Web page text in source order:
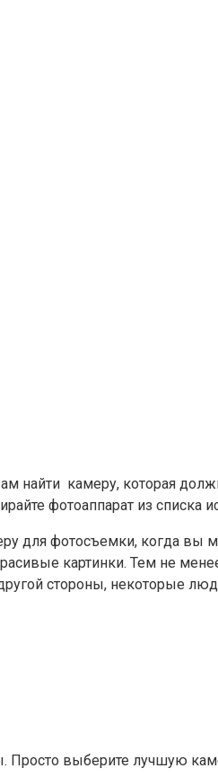
найти камеру, которая
фотоаппарат из списка
для фотосъемки, когда вы
картинки. Тем не
стороны, некоторые
Просто выберите лучшую